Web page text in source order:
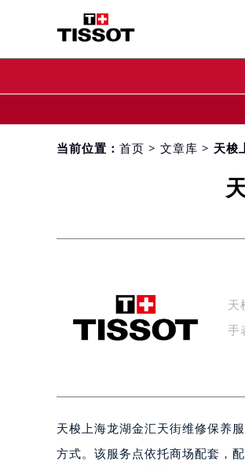
当前位置： 首页 > 文章库 > 天梭
天
手
天梭上海龙湖金汇天街维修保养
方式。该服务点依托商场配套，